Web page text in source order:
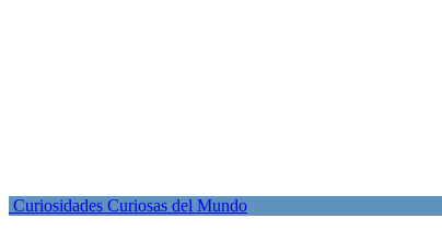
Curiosidades Curiosas del Mundo